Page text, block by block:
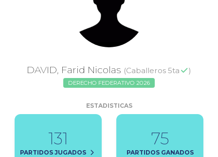
DAVID, Farid Nicolas (Caballeros 5ta )
DERECHO FEDERATIVO 2026
ESTADISTICAS
131
PARTIDOS JUGADOS
75
PARTIDOS GANADOS